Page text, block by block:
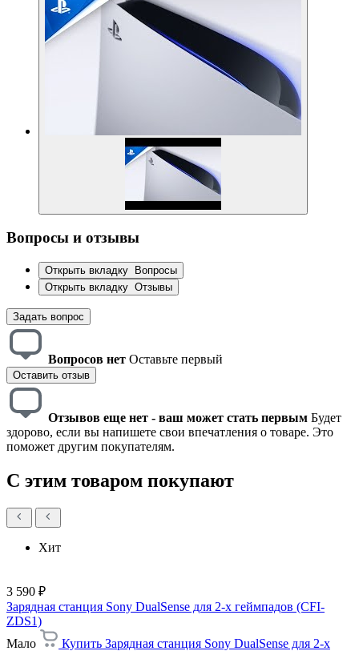
Вопросы и отзывы
Открыть вкладку
Вопросы
Открыть вкладку Отзывы
Задать вопрос
Вопросов нет Оставьте первый
Оставить отзыв
Отзывов еще нет - ваш может стать первым Будет
здорово, если вы напишете свои впечатления о товаре. Это
поможет другим покупателям.
С этим товаром покупают
Хит
3 590 ₽
Зарядная станция Sony DualSense для 2-х геймпадов (CFI-
ZDS1)
Мало
Купить Зарядная станция Sony DualSense для 2-х